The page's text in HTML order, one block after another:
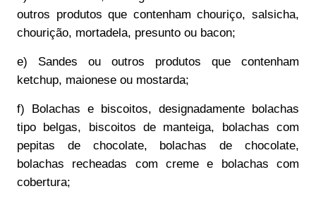
outros produtos que contenham chouriço, salsicha,
chourição, mortadela, presunto ou bacon;
e) Sandes ou outros produtos que contenham
ketchup, maionese ou mostarda;
f) Bolachas e biscoitos, designadamente bolachas
tipo belgas, biscoitos de manteiga, bolachas com
pepitas de chocolate, bolachas de chocolate,
bolachas recheadas com creme e bolachas com
cobertura;